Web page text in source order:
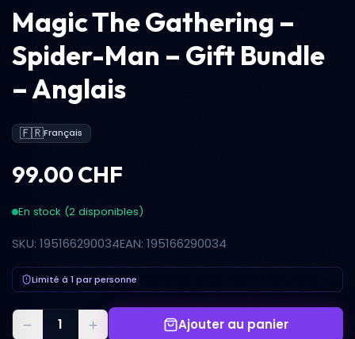
Magic The Gathering –
Spider-Man – Gift Bundle
– Anglais
🇫🇷Français
99.00 CHF
En stock (2 disponibles)
SKU: 195166290034EAN: 195166290034
Limité à 1 par personne
Ajouter au panier